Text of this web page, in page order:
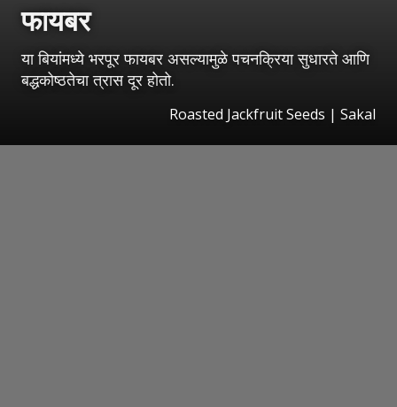
फायबर
या बियांमध्ये भरपूर फायबर असल्यामुळे पचनक्रिया सुधारते आणि
बद्धकोष्ठतेचा त्रास दूर होतो.
Roasted Jackfruit Seeds | Sakal